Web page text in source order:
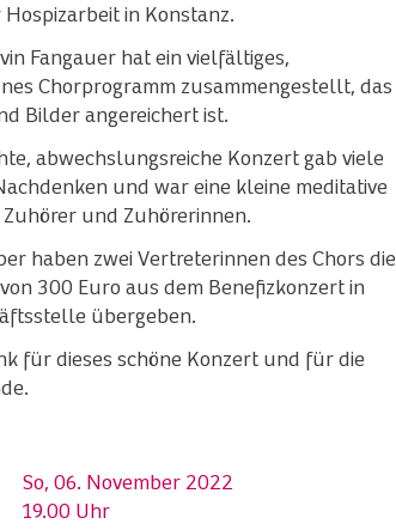
in Konstanz.
Fangauer hat ein vielfältiges,
Chorprogramm zusammengestellt, das
Bilder angereichert ist.
abwechslungsreiche Konzert gab viele
und war eine kleine meditative
und Zuhörerinnen.
haben zwei Vertreterinnen des Chors die
300 Euro aus dem Benefizkonzert in
übergeben.
für dieses schöne Konzert und für die
So, 06. November 2022
19.00 Uhr